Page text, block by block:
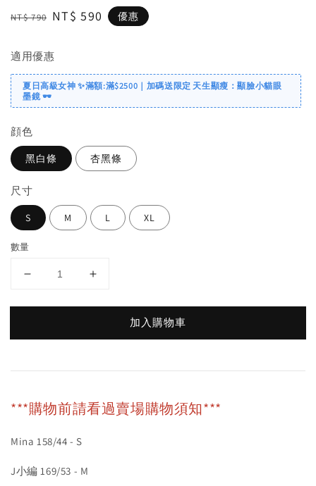
Regular
NT$ 790 Sale
NT$ 590 優惠
適用優惠
夏日高級女神 ✨滿額:滿$2500｜加碼送限定 天生顯瘦：顯臉小貓眼
墨鏡 🕶️
顔色
黑白條 杏黑條
尺寸
S M L XL
數量
加入購物車
***購物前請看過賣場購物須知***
Mina 158/44 - S
J小編 169/53 - M